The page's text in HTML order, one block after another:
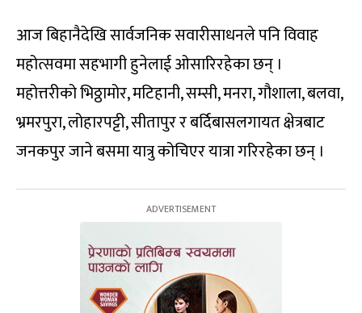
आज बिहानैदेखि सार्वजनिक सवारीसाधनले पनि विवाह
महोत्सवमा सहभागी हुनेलाई ओसारिरहेका छन् ।
महोत्तरीको भिठ्ठामोर, मटिहानी, सम्सी, मनरा, गौशाला, बलवा,
भ्रमरपुरा, लोहारपट्टी, सीतापुर र बर्दिबासलगायत क्षेत्रबाट
जनकपुर जाने बसमा यात्रु कोचिएर यात्रा गरिरहेका छन् ।